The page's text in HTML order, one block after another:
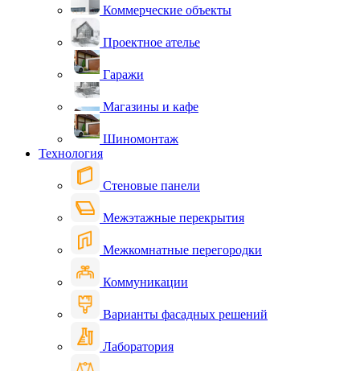
Коммерческие объекты
Проектное ателье
Гаражи
Магазины и кафе
Шиномонтаж
Технология
Стеновые панели
Межэтажные перекрытия
Межкомнатные перегородки
Коммуникации
Варианты фасадных решений
Лаборатория